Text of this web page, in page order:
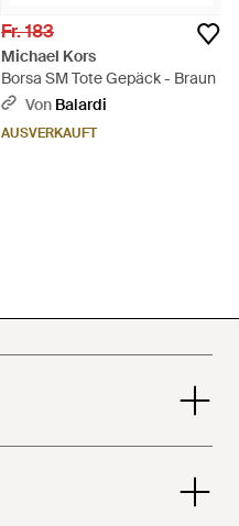
Fr. 183
Michael Kors
Borsa SM Tote Gepäck - Braun
Von Balardi
AUSVERKAUFT